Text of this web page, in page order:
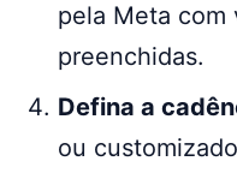
pela Meta com
preenchidas.
Defina a
ou